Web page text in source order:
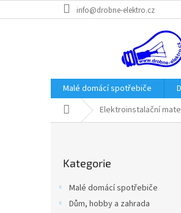
na
info@drobne-elektro.cz
Malé domácí spotřebiče
Domů Elektroinstalační
kategorie
Kategorie
Malé domácí spotřebiče
Dům, hobby a zahrada